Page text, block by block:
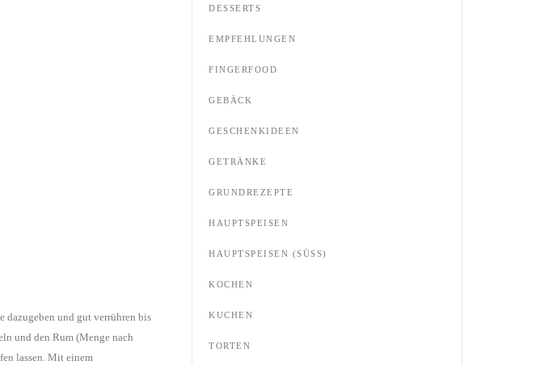
dazugeben und gut verrühren bis
und den Rum (Menge nach
lassen. Mit einem
DESSERTS
EMPFEHLUNGEN
FINGERFOOD
GEBÄCK
GESCHENKIDEEN
GETRÄNKE
GRUNDREZEPTE
HAUPTSPEISEN
HAUPTSPEISEN (SÜSS)
KOCHEN
KUCHEN
TORTEN